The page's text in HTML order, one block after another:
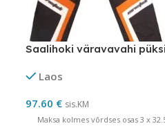
Saalihoki väravavahi
Laos
97.60 € sis.KM
Maksa kolmes võrdses osas 3 x